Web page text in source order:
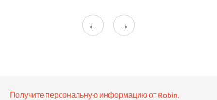
← →
Получите персональную информацию от Robin.